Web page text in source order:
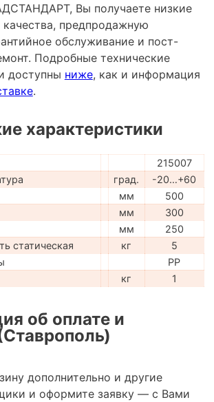
Вы получаете низкие
предпродажную
обслуживание и пост-
Подробные технические
доступны ниже, как и информация
.
характеристики
215007
град.
-20…+60
мм
500
мм
300
мм
250
статическая
кг
5
PP
кг 1
об оплате и
дополнительно и другие
и оформите заявку — с Вами